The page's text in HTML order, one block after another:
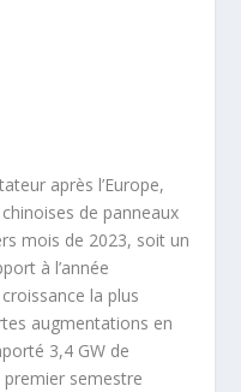
après l’Europe,
de panneaux
mois de 2023, soit un
à l’année
la plus
augmentations en
3,4 GW de
premier semestre